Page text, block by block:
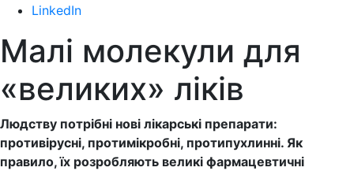
LinkedIn
Малі молекули для
«великих» ліків
Людству потрібні нові лікарські препарати:
противірусні, протимікробні, протипухлинні. Як
правило, їх розробляють великі фармацевтичні